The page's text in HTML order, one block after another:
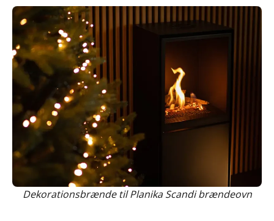
Dekorationsbrænde til Planika Scandi brændeovn